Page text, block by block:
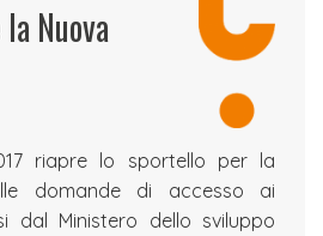
Nuova
riapre lo sportello per la
domande di accesso ai
dal Ministero dello sviluppo